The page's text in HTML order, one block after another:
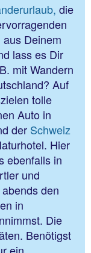
die
Deinem
lass es Dir
mit Wandern
Auf
tolle
Auto in
der Schweiz
Hier
ebenfalls in
und
den
in
Die
Benötigst